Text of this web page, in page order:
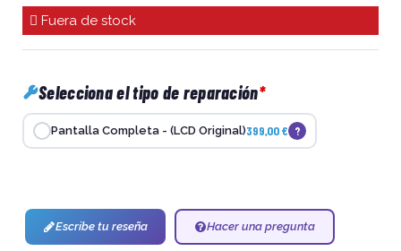
Fuera de stock
Selecciona el tipo de reparación
Pantalla Completa - (LCD Original)399,00 € ?
Escribe tu reseña Hacer una pregunta